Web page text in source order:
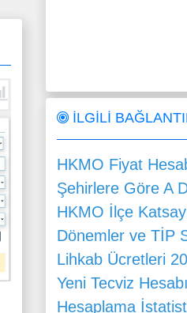
İLGİLİ
HKMO Fiyat
Şehirlere Göre A
HKMO İlçe
Dönemler ve TİP
Lihkab Ücretleri
Yeni Tecviz Hesabı
Hesaplama